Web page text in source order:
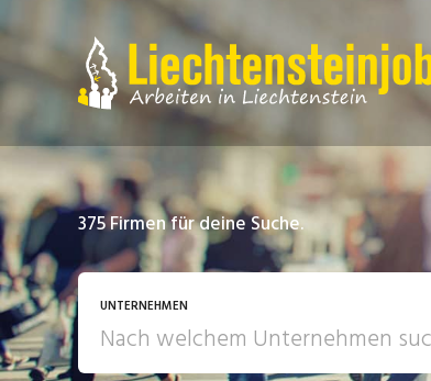
375Firmen für deine Suche.
UNTERNEHMEN